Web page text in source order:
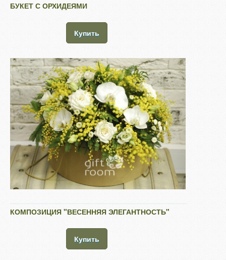
БУКЕТ С ОРХИДЕЯМИ
Купить
КОМПОЗИЦИЯ "ВЕСЕННЯЯ ЭЛЕГАНТНОСТЬ"
Купить